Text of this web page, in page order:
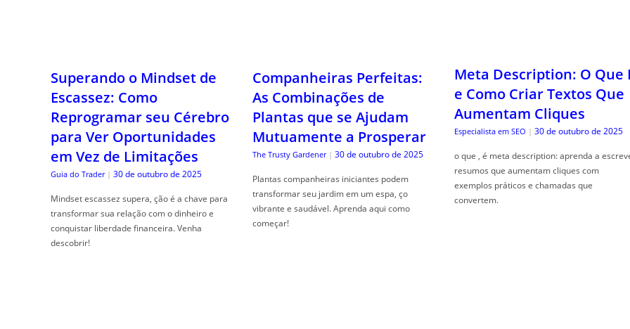
Superando o Mindset de
Escassez: Como
Reprogramar seu Cérebro
para Ver Oportunidades
em Vez de Limitações
Guia do Trader | 30 de outubro de 2025
Mindset escassez supera, ção é a chave para
transformar sua relação com o dinheiro e
conquistar liberdade financeira. Venha
descobrir!
Companheiras Perfeitas:
As Combinações de
Plantas que se Ajudam
Mutuamente a Prosperar
The Trusty Gardener | 30 de outubro de 2025
Plantas companheiras iniciantes podem
transformar seu jardim em um espa, ço
vibrante e saudável. Aprenda aqui como
começar!
Meta Description: O Que
e Como Criar Textos Que
Aumentam Cliques
Especialista em SEO | 30 de outubro de 2025
o que , é meta description: aprenda a
resumos que aumentam cliques com
exemplos práticos e chamadas que
convertem.